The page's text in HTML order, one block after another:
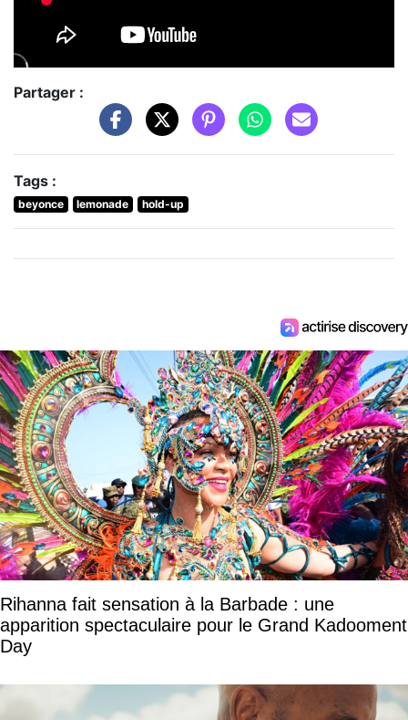
Partager :
Tags :
beyonce lemonade hold-up
Rihanna fait sensation à la Barbade : une
apparition spectaculaire pour le Grand Kadooment
Day